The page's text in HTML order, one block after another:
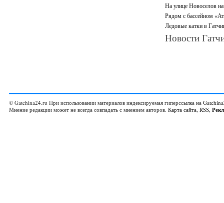
На улице Новоселов
Рядом с бассейном
Ледовые катки в
Новости
© Gatchina24.ru При использовании материалов индексируемая гиперссылка на
Мнение редакции может не всегда совпадать с мнением авторов. Карта сайта, RSS,